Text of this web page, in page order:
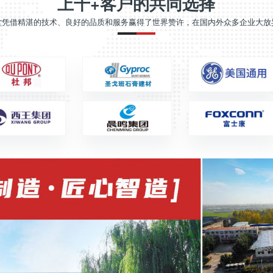
借精湛的技术、良好的品质和服务赢得了世界赞许，在国内外众多企业大